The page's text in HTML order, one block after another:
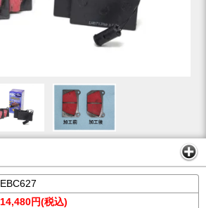
EBC627
14,480円(税込)